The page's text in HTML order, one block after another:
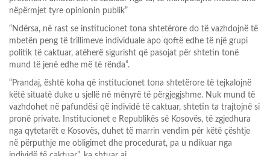
nëpërmjet tyre opinionin publik”
“Ndërsa, në rast se institucionet tona shtetërore do të vazhdojnë të
mbetën peng të trillimeve individuale apo qoftë edhe të një grupi
politik të caktuar, atëherë sigurisht që pasojat për shtetin tonë
mund të jenë edhe më të rënda”.
“Prandaj, është koha që institucionet tona shtetërore të tejkalojnë
këtë situatë duke u sjellë në mënyrë të përgjegjshme. Nuk mund të
vazhdohet në pafundësi që individë të caktuar, shtetin ta trajtojnë si
pronë private. Institucionet e Republikës së Kosovës, të zgjedhura
nga qytetarët e Kosovës, duhet të marrin vendim për këtë çështje
në përputhje me obligimet dhe procedurat, pa u ndikuar nga